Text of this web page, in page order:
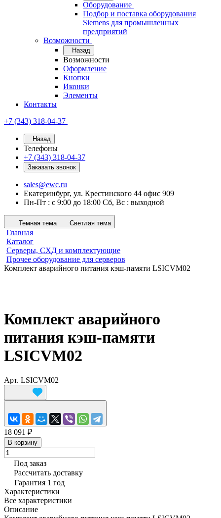
Оборудование
Подбор и поставка оборудования
Siemens для промышленных
предприятий
Возможности
Назад
Возможности
Оформление
Кнопки
Иконки
Элементы
Контакты
+7 (343) 318-04-37
Назад
Телефоны
+7 (343) 318-04-37
Заказать звонок
sales@ewc.ru
Екатеринбург, ул. Крестинского 44 офис 909
Пн-Пт : с 9:00 до 18:00 Сб, Вс : выходной
Темная тема Светлая тема
Главная
Каталог
Серверы, СХД и комплектующие
Прочее оборудование для серверов
Комплект аварийного питания кэш-памяти LSICVM02
Комплект аварийного
питания кэш-памяти
LSICVM02
Арт. LSICVM02
18 091 ₽
В корзину
Под заказ
Рассчитать доставку
Гарантия 1 год
Характеристики
Все характеристики
Описание